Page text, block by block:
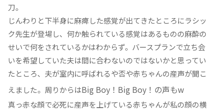
刀。
じんわりと下半身に麻痺した感覚が出てきたところにラシッ
ク先生が登場し、何か触られている感覚はあるものの麻酔の
せいで何をされているかはわからず。バースプランで立ち会
いを希望していた夫は間に合わないのではないかと思ってい
たところ、夫が室内に呼ばれるや否や赤ちゃんの産声が聞こ
えました。周りからはBig Boy！Big Boy！の声もw
真っ赤な顔で必死に産声を上げている赤ちゃんが私の顔の横